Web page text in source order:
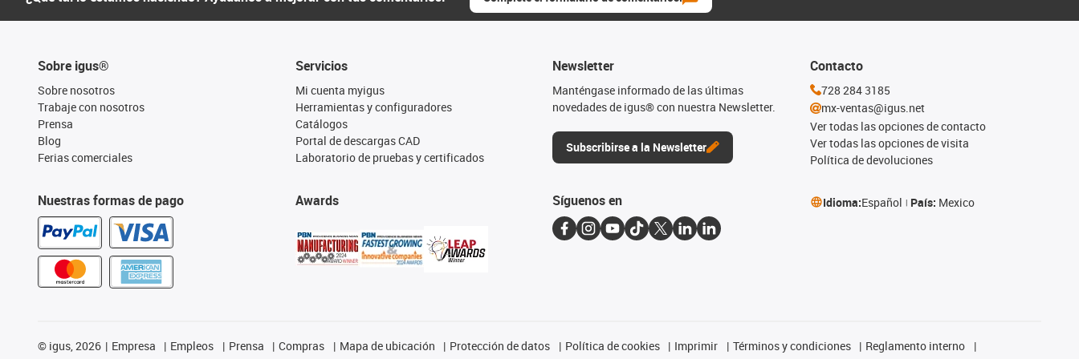
Sobre igus®
Sobre nosotros
Trabaje con nosotros
Prensa
Blog
Ferias comerciales
Nuestras formas de pago
Servicios
Mi cuenta myigus
Herramientas y configuradores
Catálogos
Portal de descargas CAD
Laboratorio de pruebas y certificados
Awards
Newsletter
Manténgase informado de las últimas
novedades de igus® con nuestra Newsletter.
Subscribirse a la Newsletter
Contacto
728 284 3185
mx-ventas@igus.net
Ver todas las opciones de contacto
Ver todas las opciones de visita
Política de devoluciones
Síguenos en Idioma:Español País: Mexico
© igus, 2026 Empresa Empleos Prensa Compras Mapa de ubicación Protección de datos Política de cookies Imprimir Términos y condiciones Reglamento interno